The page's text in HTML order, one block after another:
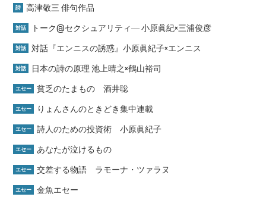
詩 高津敬三 俳句作品
対話 トーク@セクシュアリティ― 小原眞紀×三浦俊彦
対話 対話『エンニスの誘惑』小原眞紀子×エンニス
対話 日本の詩の原理 池上晴之×鶴山裕司
エセー 貧乏のたまもの 酒井聡
エセー りょんさんのときどき集中連載
エセー 詩人のための投資術 小原眞紀子
エセー あなたが泣けるもの
エセー 交差する物語 ラモーナ・ツァラヌ
エセー 金魚エセー